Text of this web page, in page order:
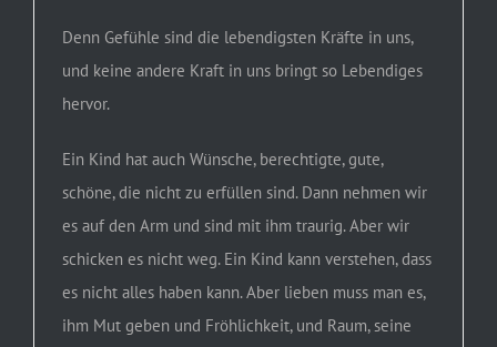
Denn Gefühle sind die lebendigsten Kräfte in uns,
und keine andere Kraft in uns bringt so Lebendiges
hervor.
Ein Kind hat auch Wünsche, berechtigte, gute,
schöne, die nicht zu erfüllen sind. Dann nehmen wir
es auf den Arm und sind mit ihm traurig. Aber wir
schicken es nicht weg. Ein Kind kann verstehen, dass
es nicht alles haben kann. Aber lieben muss man es,
ihm Mut geben und Fröhlichkeit, und Raum, seine